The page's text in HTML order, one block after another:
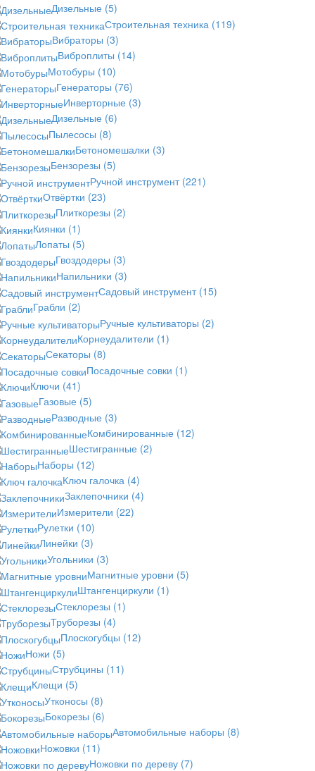
Дизельные (5)
Строительная техника (119)
Вибраторы (3)
Виброплиты (14)
Мотобуры (10)
Генераторы (76)
Инверторные (3)
Дизельные (6)
Пылесосы (8)
Бетономешалки (3)
Бензорезы (5)
Ручной инструмент (221)
Отвёртки (23)
Плиткорезы (2)
Киянки (1)
Лопаты (5)
Гвоздодеры (3)
Напильники (3)
Садовый инструмент (15)
Грабли (2)
Ручные культиваторы (2)
Корнеудалители (1)
Секаторы (8)
Посадочные совки (1)
Ключи (41)
Газовые (5)
Разводные (3)
Комбинированные (12)
Шестигранные (2)
Наборы (12)
Ключ галочка (4)
Заклепочники (4)
Измерители (22)
Рулетки (10)
Линейки (3)
Угольники (3)
Магнитные уровни (5)
Штангенциркули (1)
Стеклорезы (1)
Труборезы (4)
Плоскогубцы (12)
Ножи (5)
Струбцины (11)
Клещи (5)
Утконосы (8)
Бокорезы (6)
Автомобильные наборы (8)
Ножовки (11)
Ножовки по дереву (7)